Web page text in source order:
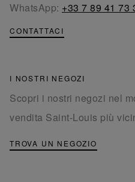
WhatsApp: +33 7 89 41 73
CONTATTACI
I NOSTRI NEGOZI
Scopri i nostri negozi nel
vendita Saint-Louis più
TROVA UN NEGOZIO